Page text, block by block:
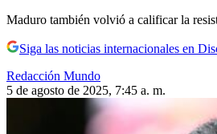
Maduro también volvió a calificar la
Siga las noticias internacionales en
Redacción Mundo
5 de agosto de 2025, 7:45 a. m.